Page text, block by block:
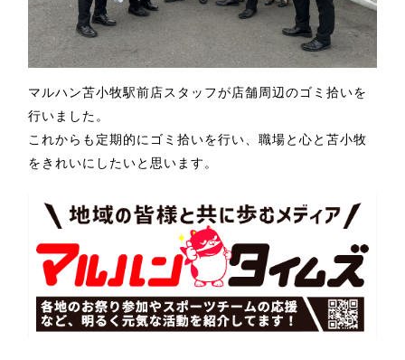
マルハン苫小牧駅前店スタッフが店舗周辺のゴミ拾いを
行いました。
これからも定期的にゴミ拾いを行い、職場と心と苫小牧
をきれいにしたいと思います。